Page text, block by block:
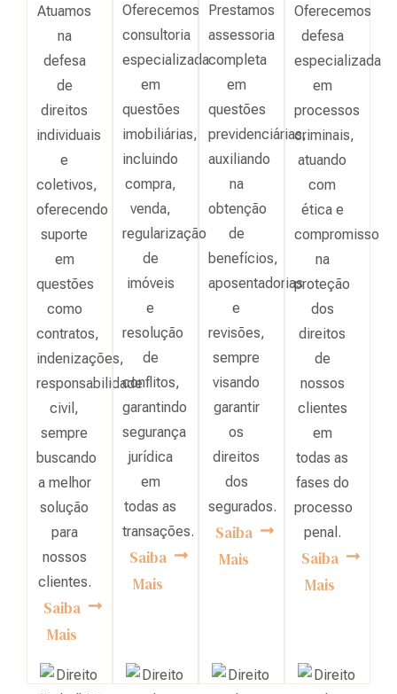
Atuamos
na
defesa
de
direitos
individuais
e
coletivos,
oferecendo
suporte
em
questões
como
contratos,
indenizações,
responsabilidade
civil,
sempre
buscando
a melhor
solução
para
nossos
clientes.
Saiba
Mais
Oferecemos
consultoria
especializada
em
questões
imobiliárias,
incluindo
compra,
venda,
regularização
de
imóveis
e
resolução
de
conflitos,
garantindo
segurança
jurídica
em
todas as
transações.
Saiba
Mais
Prestamos
assessoria
completa
em
questões
previdenciárias,
auxiliando
na
obtenção
de
benefícios,
aposentadorias
e
revisões,
sempre
visando
garantir
os
direitos
dos
segurados.
Saiba
Mais
Oferecemos
defesa
especializada
em
processos
criminais,
atuando
com
ética e
compromisso
na
proteção
dos
direitos
de
nossos
clientes
em
todas as
fases do
processo
penal.
Saiba
Mais